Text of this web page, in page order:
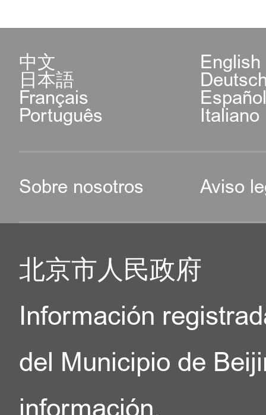
中文 English
日本語
Français
Português Italiano
Sobre nosotros Aviso
北京市人民政府
Información
del Municipio de